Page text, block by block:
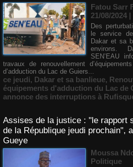
Fatou Sarr
21/08/2024 |
Des
le service
Dakar et sa
environs.
SEN’EAU
travaux de renouvellement
d’adduction du Lac de Guiers...
ce jeudi, Dakar et sa banlieue,
équipements d'adduction du Lac de
annonce des interruptions à
Assises de la justice : "le rapport
de la République jeudi prochain",
Gueye
Moussa
Politique